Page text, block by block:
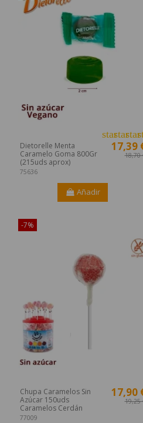
Dietorelle Menta
Caramelo Goma 800Gr
(215uds aprox)
75636
17,39
18,70
starstarstar
Añadir
-7%
Chupa Caramelos Sin
Azúcar 150uds
Caramelos Cerdán
77009
17,90
19,25